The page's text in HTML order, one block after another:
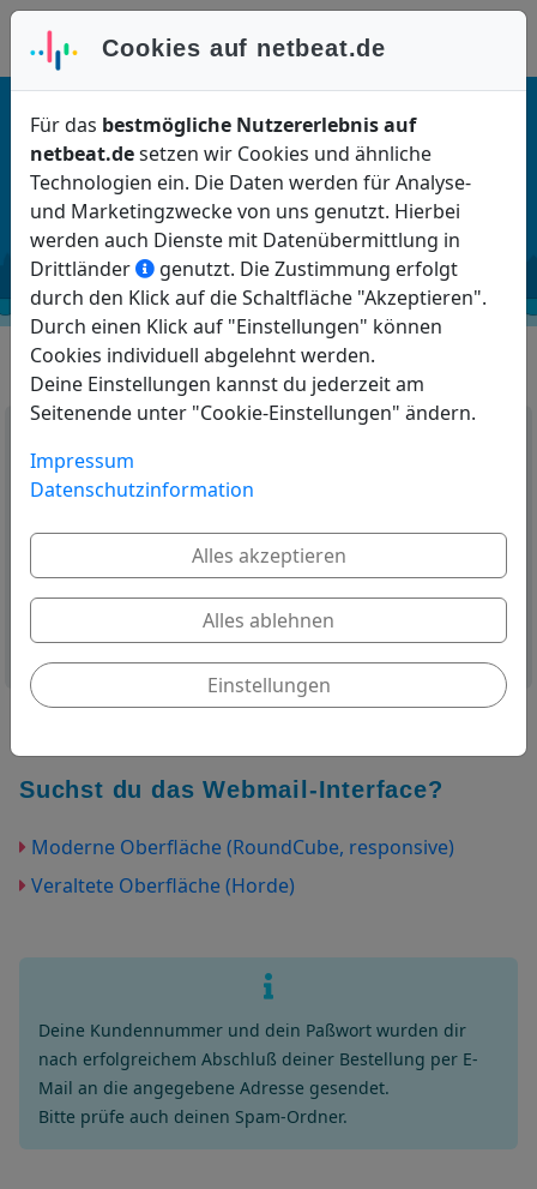
Anmelden
Kundencenter
Anmeldung
Passwort vergessen?
Suchst du das Webmail-Interface?
Moderne Oberfläche (RoundCube, responsive)
Veraltete Oberfläche (Horde)
Deine Kundennummer und dein Paßwort wurden dir
nach erfolgreichem Abschluß deiner Bestellung per E-
Mail an die angegebene Adresse gesendet.
Bitte prüfe auch deinen Spam-Ordner.
Cookies auf netbeat.de
Für das bestmögliche Nutzererlebnis auf
netbeat.desetzen wir Cookies und ähnliche
Technologien ein. Die Daten werden für Analyse-
und Marketingzwecke von uns genutzt. Hierbei
werden auch Dienste mit Datenübermittlung in
Drittländer
genutzt. Die Zustimmung erfolgt
durch den Klick auf die Schaltfläche "Akzeptieren".
Durch einen Klick auf "Einstellungen" können
Cookies individuell abgelehnt werden.
Deine Einstellungen kannst du jederzeit am
Seitenende unter "Cookie-Einstellungen" ändern.
Impressum
Datenschutzinformation
Einstellungen
Alles ablehnen
Alles akzeptieren